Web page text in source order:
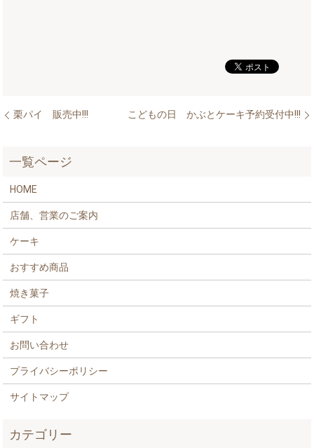
栗パイ 販売中!!! こどもの日 かぶとケーキ予約受付中!!!
一覧ページ
HOME
店舗、営業のご案内
ケーキ
おすすめ商品
焼き菓子
ギフト
お問い合わせ
プライバシーポリシー
サイトマップ
カテゴリー